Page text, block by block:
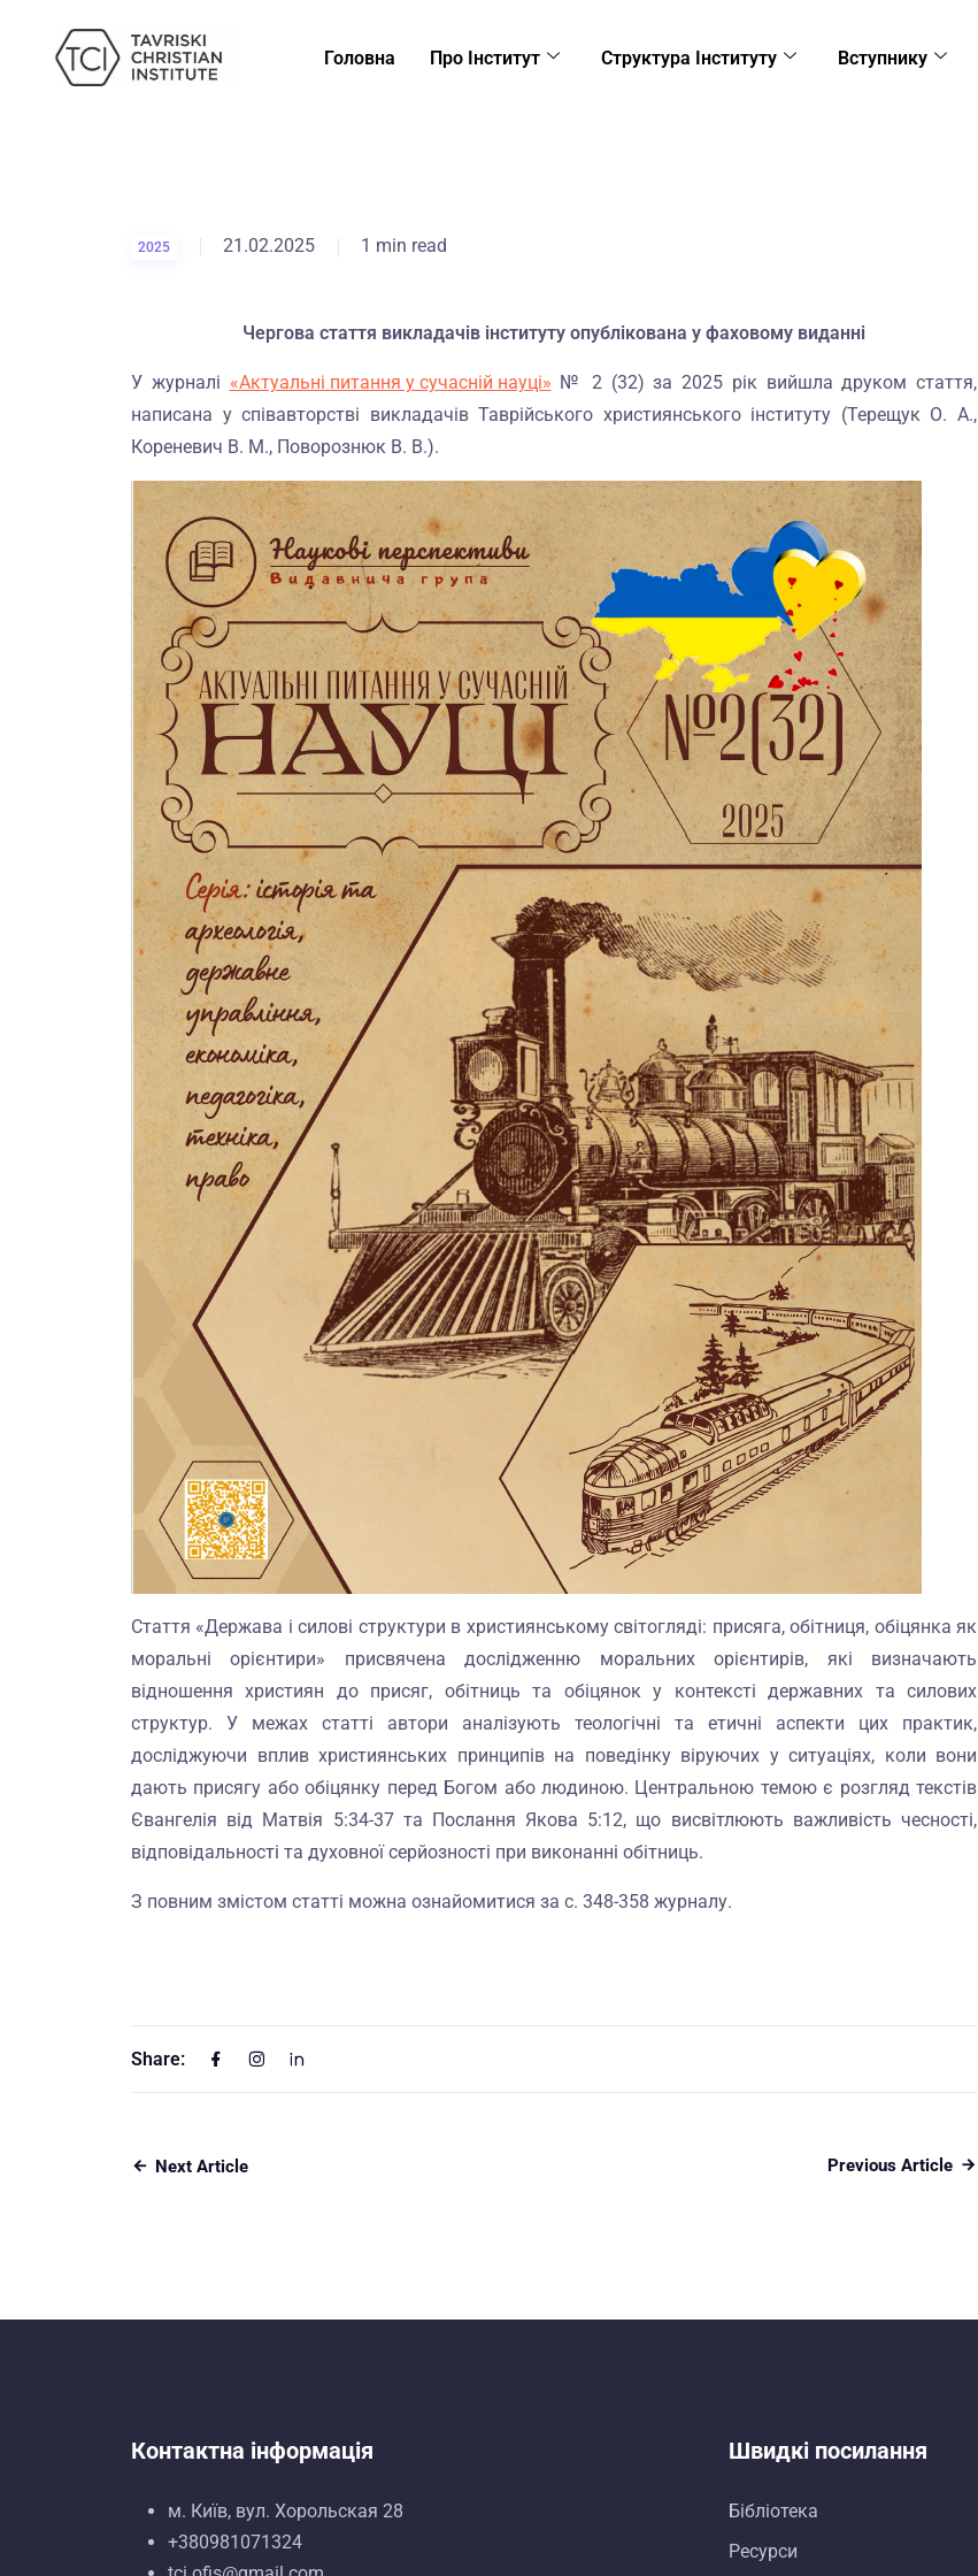
Головна Про Інститут Структура Інституту Вступнику
2025 21.02.2025 1 min read
Чергова стаття викладачів інституту опублікована у фаховому виданні
У журналі «Актуальні питання у сучасній науці» № 2 (32) за 2025 рік вийшла друком стаття,
написана у співавторстві викладачів Таврійського християнського інституту (Терещук О. А.,
Кореневич В. М., Поворознюк В. В.).
Стаття «Держава і силові структури в християнському світогляді: присяга, обітниця, обіцянка як
моральні орієнтири» присвячена дослідженню моральних орієнтирів, які визначають
відношення християн до присяг, обітниць та обіцянок у контексті державних та силових
структур. У межах статті автори аналізують теологічні та етичні аспекти цих практик,
досліджуючи вплив християнських принципів на поведінку віруючих у ситуаціях, коли вони
дають присягу або обіцянку перед Богом або людиною. Центральною темою є розгляд текстів
Євангелія від Матвія 5:34-37 та Послання Якова 5:12, що висвітлюють важливість чесності,
відповідальності та духовної серйозності при виконанні обітниць.
З повним змістом статті можна ознайомитися за с. 348-358 журналу.
Share:
Next Article Previous Article
Контактна інформація
м. Київ, вул. Хорольская 28
+380981071324
Швидкі посилання
Бібліотека
Ресурси